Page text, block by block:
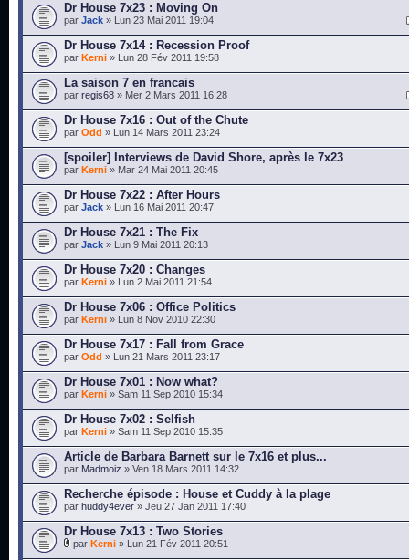
Dr House 7x23 : Moving On
par Jack » Lun 23 Mai 2011 19:04
Dr House 7x14 : Recession Proof
par Kerni » Lun 28 Fév 2011 19:58
La saison 7 en francais
par regis68 » Mer 2 Mars 2011 16:28
Dr House 7x16 : Out of the Chute
par Odd » Lun 14 Mars 2011 23:24
[spoiler] Interviews de David Shore, après le 7x23
par Kerni » Mar 24 Mai 2011 20:45
Dr House 7x22 : After Hours
par Jack » Lun 16 Mai 2011 20:47
Dr House 7x21 : The Fix
par Jack » Lun 9 Mai 2011 20:13
Dr House 7x20 : Changes
par Kerni » Lun 2 Mai 2011 21:54
Dr House 7x06 : Office Politics
par Kerni » Lun 8 Nov 2010 22:30
Dr House 7x17 : Fall from Grace
par Odd » Lun 21 Mars 2011 23:17
Dr House 7x01 : Now what?
par Kerni » Sam 11 Sep 2010 15:34
Dr House 7x02 : Selfish
par Kerni » Sam 11 Sep 2010 15:35
Article de Barbara Barnett sur le 7x16 et plus...
par Madmoiz » Ven 18 Mars 2011 14:32
Recherche épisode : House et Cuddy à la plage
par huddy4ever » Jeu 27 Jan 2011 17:40
Dr House 7x13 : Two Stories
par Kerni » Lun 21 Fév 2011 20:51